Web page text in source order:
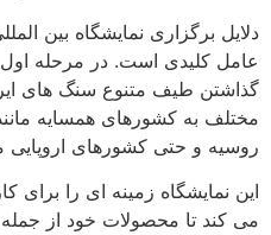
دلایل برگزاری نمایشگاه بین
عامل کلیدی است. در مرحله اول
گذاشتن طیف متنوع سنگ های
مختلف به کشورهای همسایه
روسیه و حتی کشورهای اروپایی
این نمایشگاه زمینه ای را برای
می کند تا محصولات خود از